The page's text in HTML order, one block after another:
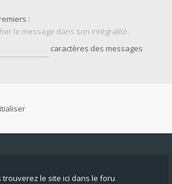
:
le message dans son intégralité.
caractères des messages
trouverez le site ici dans le foru